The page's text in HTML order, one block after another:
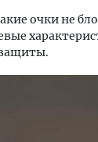
очки не